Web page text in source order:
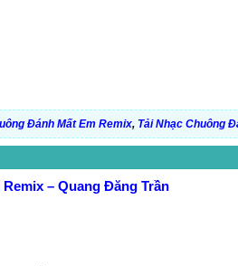
Đánh Mất Em Remix, Tải Nhạc Chuông
– Quang Đăng Trần